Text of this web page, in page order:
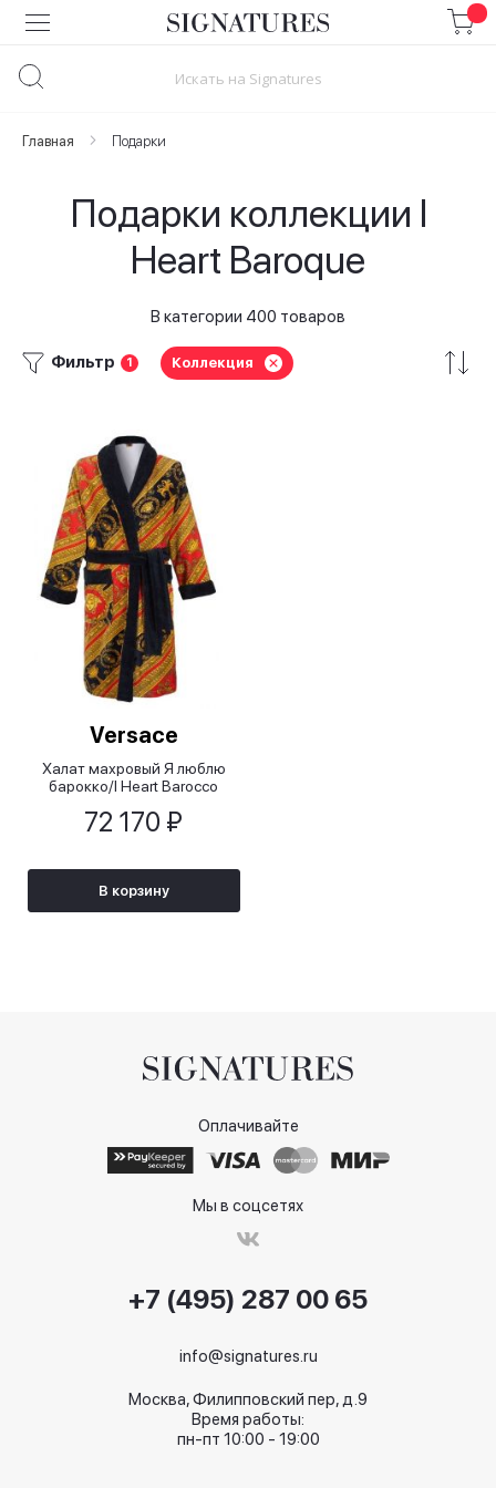
Skip
to
Главная Подарки
Подарки коллекции I
Heart Baroque
В категории 400 товаров
Фильтр 1 Коллекция
Versace
Халат махровый Я люблю
барокко/I Heart Barocco
72 170 ₽
В корзину
Оплачивайте
Мы в соцсетях
+7 (495) 287 00 65
info@signatures.ru
Москва, Филипповский пер, д.9
Время работы:
пн-пт 10:00 - 19:00